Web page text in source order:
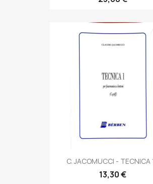
C. JACOMUCCI - TECNICA
13,30 €